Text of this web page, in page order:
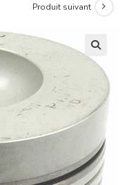
Produit suivant